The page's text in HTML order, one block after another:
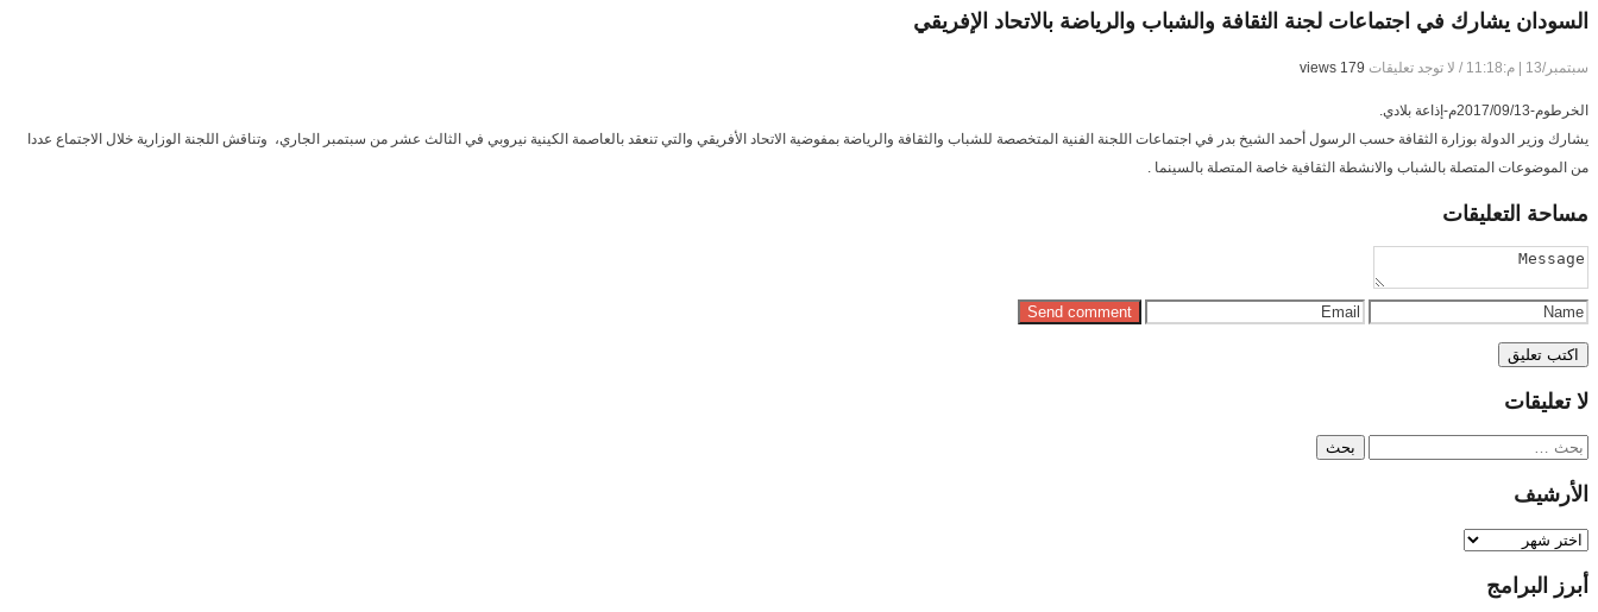
السودان يشارك في اجتماعات لجنة الثقافة والشباب والرياضة بالاتحاد الإفريقي
سبتمبر/13 | م:11:18 / لا توجد تعليقات 179 views
الخرطوم-2017/09/13م-إذاعة بلادي.
يشارك وزير الدولة بوزارة الثقافة حسب الرسول أحمد الشيخ بدر في اجتماعات اللجنة الفنية المتخصصة للشباب والثقافة والرياضة بمفوضية الاتحاد الأفريقي والتي تنعقد بالعاصمة الكينية نيروبي في الثالث عشر من سبتمبر الجاري، وتناقش اللجنة الوزارية خلال الاجتماع عددا
من الموضوعات المتصلة بالشباب والانشطة الثقافية خاصة المتصلة بالسينما .
مساحة التعليقات
لاتعليقات
البحث
عن:
الأرشيف
الأرشيف
أبرز البرامج